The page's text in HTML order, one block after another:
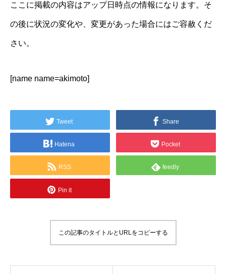
ここに掲載の内容はアップ日時点の情報になります。そ
の後に状況の変化や、変更があった場合にはご容赦くだ
さい。
[name name=akimoto]
Tweet Share
Hatena Pocket
RSS feedly
Pin it
この記事のタイトルとURLをコピーする